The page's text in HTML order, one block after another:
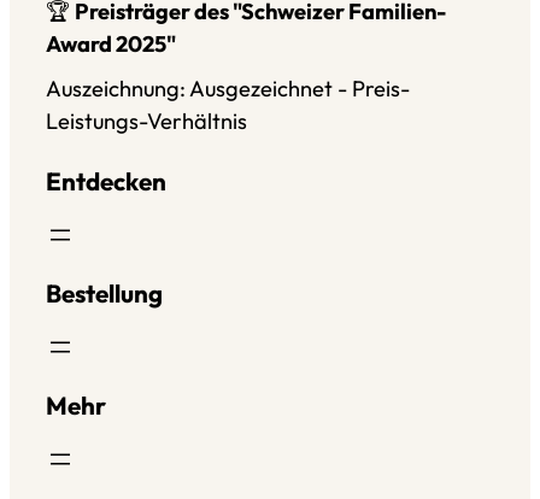
🏆 Preisträger des "Schweizer Familien-
Award 2025"
Auszeichnung: Ausgezeichnet - Preis-
Leistungs-Verhältnis
Entdecken
Bestellung
Mehr